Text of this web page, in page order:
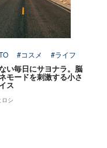
#コスメ #ライフ
い毎日にサヨナラ。脳
モードを刺激する小さ
ス
シ